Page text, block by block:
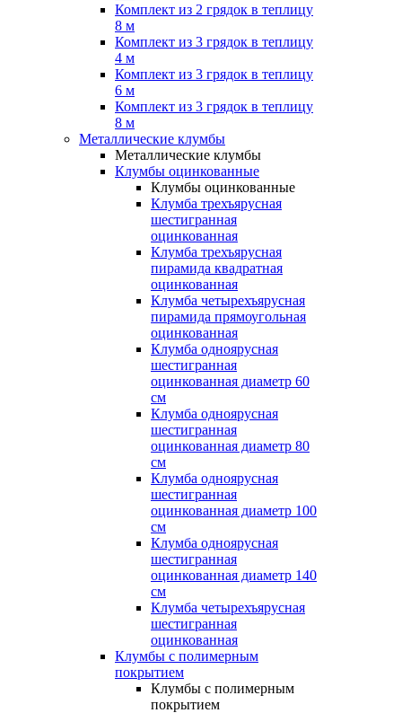
Комплект из 2 грядок в теплицу
8 м
Комплект из 3 грядок в теплицу
4 м
Комплект из 3 грядок в теплицу
6 м
Комплект из 3 грядок в теплицу
8 м
Металлические клумбы
Металлические клумбы
Клумбы оцинкованные
Клумбы оцинкованные
Клумба трехъярусная
шестигранная
оцинкованная
Клумба трехъярусная
пирамида квадратная
оцинкованная
Клумба четырехъярусная
пирамида прямоугольная
оцинкованная
Клумба одноярусная
шестигранная
оцинкованная диаметр 60
см
Клумба одноярусная
шестигранная
оцинкованная диаметр 80
см
Клумба одноярусная
шестигранная
оцинкованная диаметр 100
см
Клумба одноярусная
шестигранная
оцинкованная диаметр 140
см
Клумба четырехъярусная
шестигранная
оцинкованная
Клумбы с полимерным
покрытием
Клумбы с полимерным
покрытием